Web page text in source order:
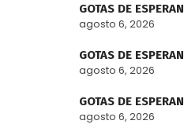
GOTAS DE
agosto 6, 2026
GOTAS DE
agosto 6, 2026
GOTAS DE
agosto 6, 2026